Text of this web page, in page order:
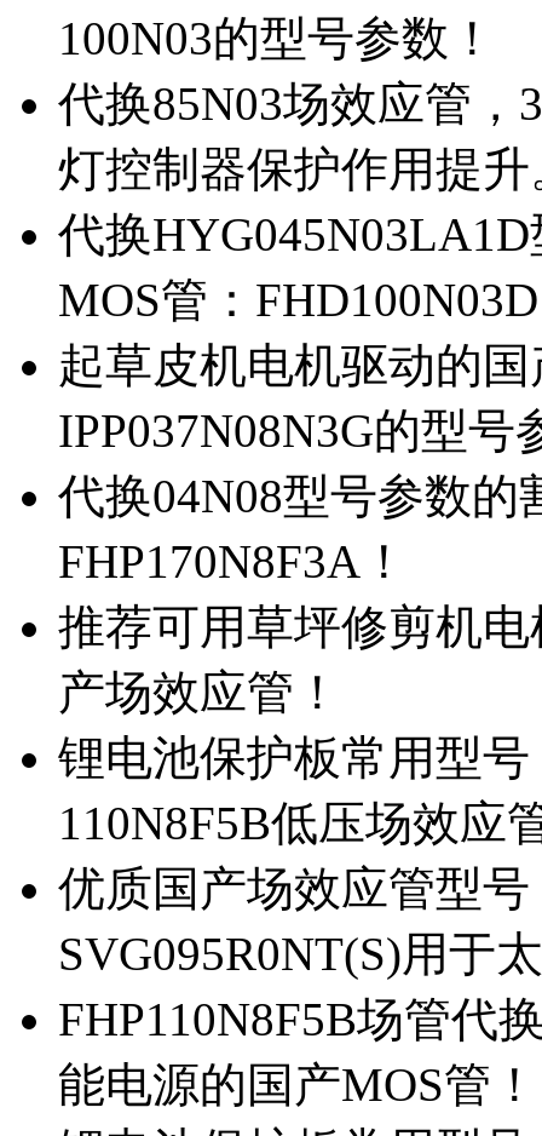
100N03的型号参数！
代换85N03场效应管
灯控制器保护作用提升
代换
MOS管：
起草皮机电机驱动的
IPP037N08N3G的型号
代换04N08型号参数
FHP170N8F3A！
推荐可用草坪修剪机电
产场效应管！
锂电池保护板常用型号
110N8F5B低压场效应
优质国产场效应管型
SVG095R0NT(S)用于
FHP110N8F5B场管代
能电源的国产MOS管！